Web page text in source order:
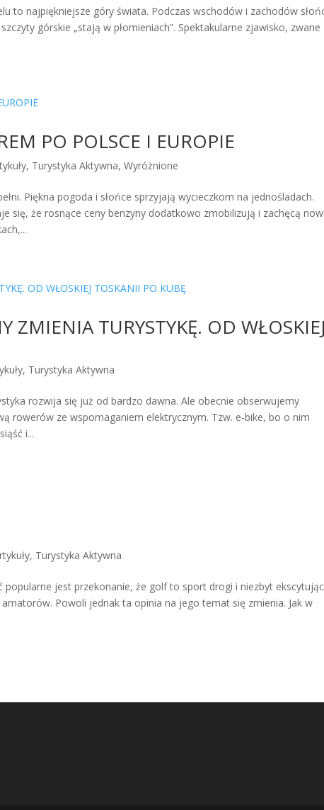
to najpiękniejsze góry świata. Podczas wschodów i zachodów
górskie „stają w płomieniach”. Spektakularne zjawisko, zwane
PO POLSCE I EUROPIE
, Turystyka Aktywna,Wyróżnione
Piękna pogoda i słońce sprzyjają wycieczkom na jednośladach.
się, że rosnące ceny benzyny dodatkowo zmobilizują i zachęcą
ZMIENIA TURYSTYKĘ. OD
, Turystyka Aktywna
rozwija się już od bardzo dawna. Ale obecnie obserwujemy
rowerów ze wspomaganiem elektrycznym. Tzw. e-bike, bo o nim
i...
, Turystyka Aktywna
popularne jest przekonanie, że golf to sport drogi i niezbyt
Powoli jednak ta opinia na jego temat się zmienia. Jak w